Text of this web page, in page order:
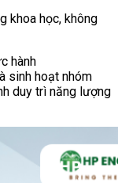
khoa học, không
hành
sinh hoạt nhóm
duy trì năng lượng